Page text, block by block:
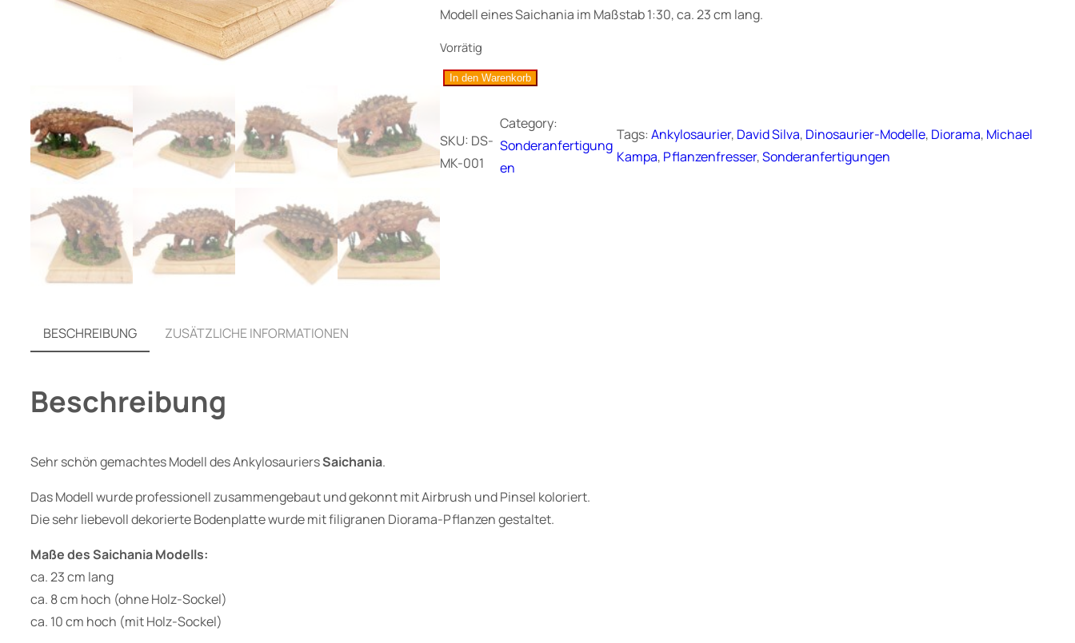
Modell eines Saichania im Maßstab 1:30, ca. 23 cm lang.
Vorrätig
c
h
n
a
,
e
In den Warenkorb
SKU: DS-
MK-001
Category:
Sonderanfertigung
en
Tags: Ankylosaurier, David Silva, Dinosaurier-Modelle, Diorama, Michael
Kampa, Pflanzenfresser, Sonderanfertigungen
BESCHREIBUNG ZUSÄTZLICHE INFORMATIONEN
Beschreibung
Sehr schön gemachtes Modell des AnkylosauriersSaichania.
Das Modell wurde professionell zusammengebaut und gekonnt mit Airbrush und Pinsel koloriert.
Die sehr liebevoll dekorierte Bodenplatte wurde mit filigranen Diorama-Pflanzen gestaltet.
Maße des Saichania Modells:
ca. 23 cm lang
ca. 8 cm hoch (ohne Holz-Sockel)
ca. 10 cm hoch (mit Holz-Sockel)